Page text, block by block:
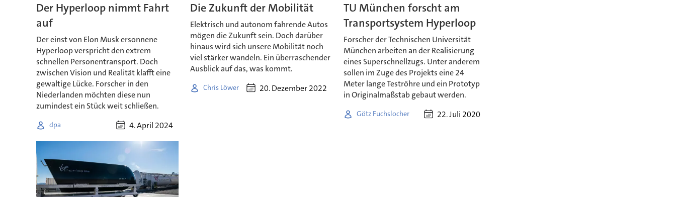
Der Hyperloop nimmt Fahrt
auf
Der einst von Elon Musk ersonnene
Hyperloop verspricht den extrem
schnellen Personentransport. Doch
zwischen Vision und Realität klafft eine
gewaltige Lücke. Forscher in den
Niederlanden möchten diese nun
zumindest ein Stück weit schließen.
dpa 4. April 2024
Die Zukunft der Mobilität
Elektrisch und autonom fahrende Autos
mögen die Zukunft sein. Doch darüber
hinaus wird sich unsere Mobilität noch
viel stärker wandeln. Ein überraschender
Ausblick auf das, was kommt.
Chris Löwer 20. Dezember 2022
TU München forscht am
Transportsystem Hyperloop
Forscher der Technischen Universität
München arbeiten an der Realisierung
eines Superschnellzugs. Unter anderem
sollen im Zuge des Projekts eine 24
Meter lange Teströhre und ein Prototyp
in Originalmaßstab gebaut werden.
Götz Fuchslocher 22. Juli 2020